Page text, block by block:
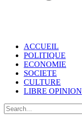
ACCUEIL
POLITIQUE
ECONOMIE
SOCIETE
CULTURE
LIBRE OPINION